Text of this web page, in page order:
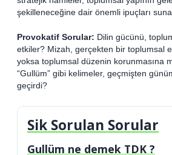
şekilleneceğine dair önemli ipuçları
Provokatif Sorular: Dilin gücünü,
etkiler? Mizah, gerçekten bir toplumsal
yoksa toplumsal düzenin korunmasına
“Gullüm” gibi kelimeler, geçmişten
geçirdi?
Sik Sorulan Sorular
Gullüm ne demek TDK ?